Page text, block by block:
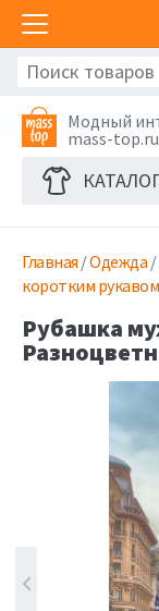
Модный
mass-top.ru
Главная /Одежда /
коротким рукавом
Рубашка